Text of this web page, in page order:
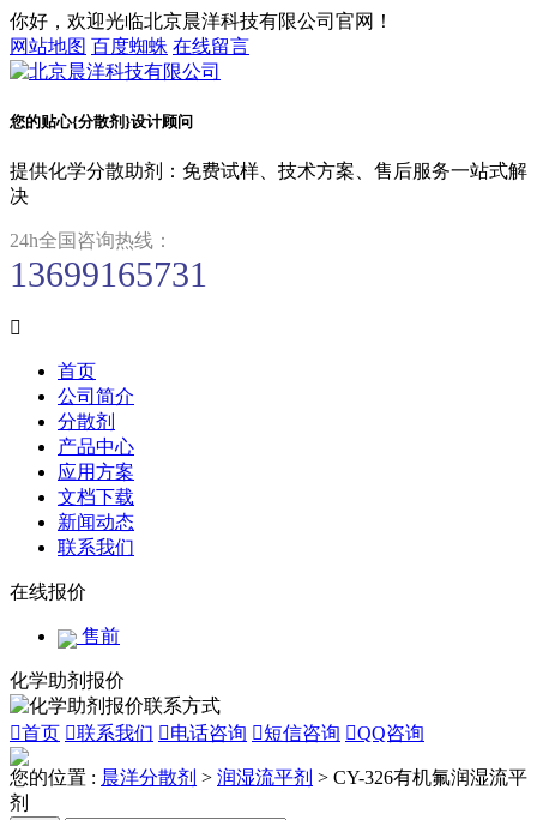
你好，欢迎光临北京晨洋科技有限公司官网！
网站地图 百度蜘蛛 在线留言
您的贴心{分散剂}设计顾问
提供化学分散助剂：免费试样、技术方案、售后服务一站式解
决
24h全国咨询热线：
13699165731

首页
公司简介
分散剂
产品中心
应用方案
文档下载
新闻动态
联系我们
在线报价
售前
化学助剂报价
首页 联系我们 电话咨询 短信咨询 QQ咨询
您的位置 : 晨洋分散剂 > 润湿流平剂 > CY-326有机氟润湿流平
剂